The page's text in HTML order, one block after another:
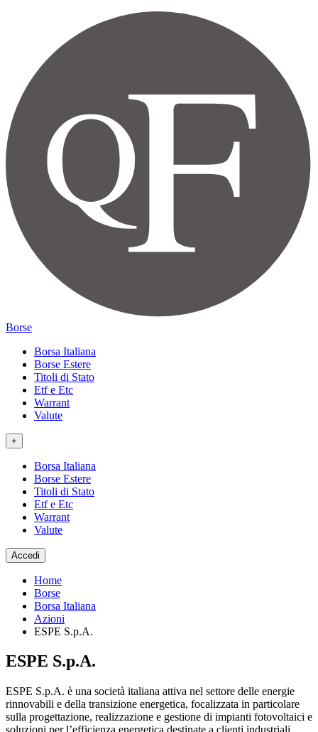
Borse
Borsa Italiana
Borse Estere
Titoli di Stato
Etf e Etc
Warrant
Valute
+
Borsa Italiana
Borse Estere
Titoli di Stato
Etf e Etc
Warrant
Valute
Accedi
Home
Borse
Borsa Italiana
Azioni
ESPE S.p.A.
ESPE S.p.A.
ESPE S.p.A. è una società italiana attiva nel settore delle energie
rinnovabili e della transizione energetica, focalizzata in particolare
sulla progettazione, realizzazione e gestione di impianti fotovoltaici e